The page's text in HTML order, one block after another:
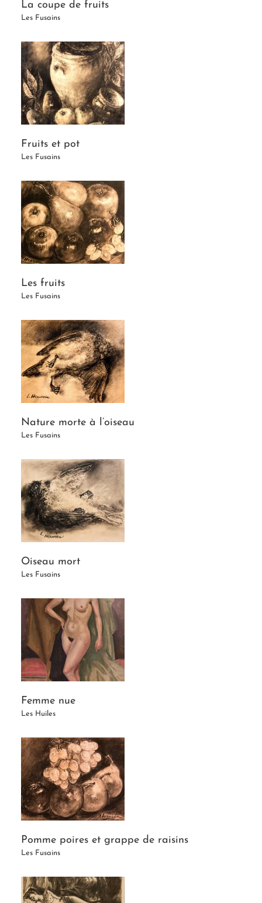
La coupe de fruits
Les Fusains
Fruits et pot
Les Fusains
Les fruits
Les Fusains
Nature morte à l’oiseau
Les Fusains
Oiseau mort
Les Fusains
Femme nue
Les Huiles
Pomme poires et grappe de raisins
Les Fusains